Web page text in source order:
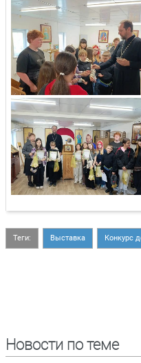
Теги: Выставка Конкурс
Новости по теме